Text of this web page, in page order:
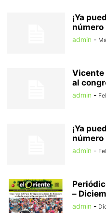
¡Ya
número
admin -
Vicente
al
admin -
¡Ya
número
admin -
–
admin -